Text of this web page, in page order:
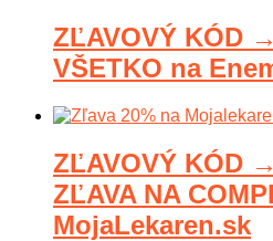
ZĽAVOVÝ KÓD
VŠETKO na
ZĽAVOVÝ KÓD
ZĽAVA NA
MojaLekaren.sk